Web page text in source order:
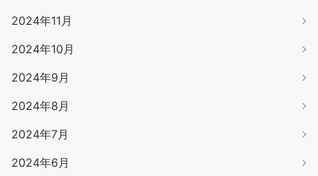
2024年11月
2024年10月
2024年9月
2024年8月
2024年7月
2024年6月